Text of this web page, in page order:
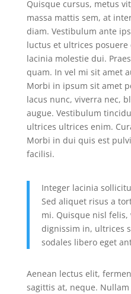
Quisque cursus, metus
massa mattis sem, at
diam. Vestibulum ante
luctus et ultrices
lacinia molestie dui.
quam. In vel mi sit amet
Morbi in ipsum sit amet
lacus nunc, viverra nec,
augue. Vestibulum
ultrices ultrices enim.
Morbi in dui quis est
facilisi.
Integer lacinia
Sed aliquet risus a
mi. Quisque nisl
dignissim in, ultrices
sodales libero eget
Aenean lectus elit,
sagittis at, neque.